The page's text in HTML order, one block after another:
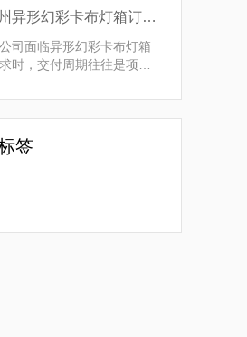
业解决方案。
广州异形幻彩卡布灯箱订做：广告人必看的交付周期决策指南
司面临异形幻彩卡布灯箱
时，交付周期往往是项目
配与柔性生产体系，将定
缩至行业领先水平？
签